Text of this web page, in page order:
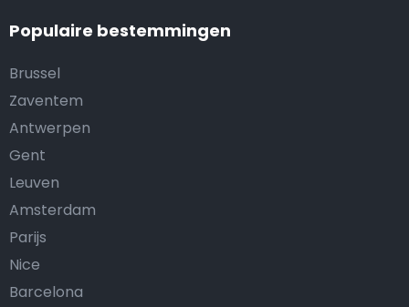
Populaire bestemmingen
Brussel
Zaventem
Antwerpen
Gent
Leuven
Amsterdam
Parijs
Nice
Barcelona